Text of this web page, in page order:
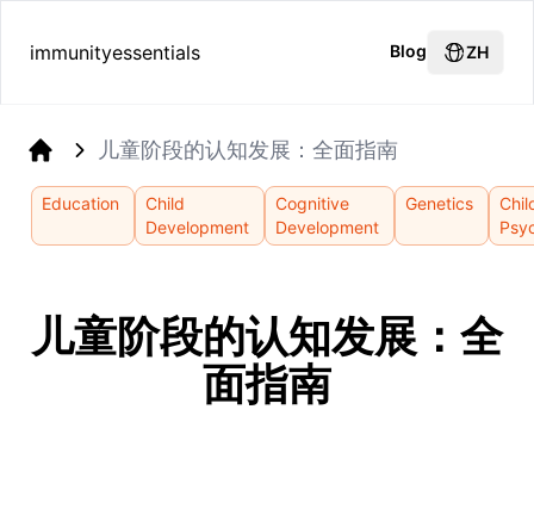
immunityessentials Blog ZH
儿童阶段的认知发展：全面指南
Education
Child
Development
Cognitive
Development
Genetics
儿童阶段的认知发展：全
面指南